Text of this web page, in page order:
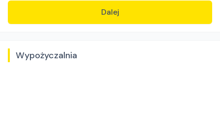
Dalej
Wypożyczalnia